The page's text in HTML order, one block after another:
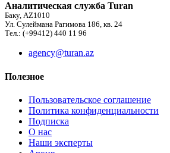
Аналитическая служба Turan
Баку, AZ1010
Ул. Сулеймана Рагимова 186, кв. 24
Тел.: (+99412) 440 11 96
agency@turan.az
Полезное
Пользовательское соглашение
Политика конфиденциальности
Подписка
О нас
Наши эксперты